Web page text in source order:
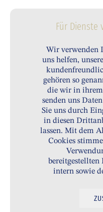
Für Dienste
Wir verwenden
uns helfen,
gehören so
die wir in ihrem
senden uns
Sie uns durch
in diesen
lassen. Mit dem
Cookies
intern sowie